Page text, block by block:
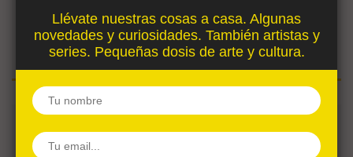
María Bonet
Llévate nuestras cosas a casa. Algunas
novedades y curiosidades. También artistas y
series. Pequeñas dosis de arte y cultura.